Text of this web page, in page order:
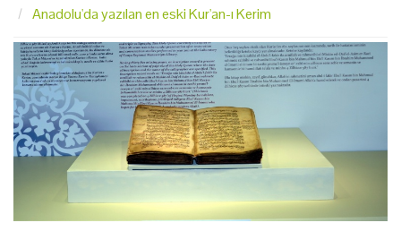
Anadolu'da yazılan en eski Kur'an-ı Kerim